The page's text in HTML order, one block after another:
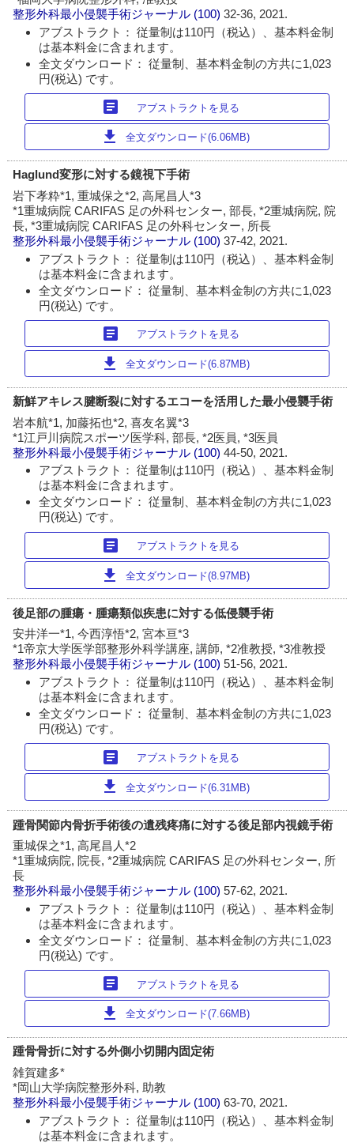
整形外科最小侵襲手術ジャーナル (100)32-36, 2021.
アブストラクト： 従量制は110円（税込）、基本料金制
は基本料金に含まれます。
全文ダウンロード： 従量制、基本料金制の方共に1,023
円(税込) です。
article アブストラクトを見る
download 全文ダウンロード(6.06MB)
Haglund変形に対する鏡視下手術
岩下孝粋*1, 重城保之*2, 高尾昌人*3
*1重城病院 CARIFAS 足の外科センター, 部長, *2重城病院, 院
長, *3重城病院 CARIFAS 足の外科センター, 所長
整形外科最小侵襲手術ジャーナル (100)37-42, 2021.
アブストラクト： 従量制は110円（税込）、基本料金制
は基本料金に含まれます。
全文ダウンロード： 従量制、基本料金制の方共に1,023
円(税込) です。
article アブストラクトを見る
download 全文ダウンロード(6.87MB)
新鮮アキレス腱断裂に対するエコーを活用した最小侵襲手術
岩本航*1, 加藤拓也*2, 喜友名翼*3
*1江戸川病院スポーツ医学科, 部長, *2医員, *3医員
整形外科最小侵襲手術ジャーナル (100)44-50, 2021.
アブストラクト： 従量制は110円（税込）、基本料金制
は基本料金に含まれます。
全文ダウンロード： 従量制、基本料金制の方共に1,023
円(税込) です。
article アブストラクトを見る
download 全文ダウンロード(8.97MB)
後足部の腫瘍・腫瘍類似疾患に対する低侵襲手術
安井洋一*1, 今西淳悟*2, 宮本亘*3
*1帝京大学医学部整形外科学講座, 講師, *2准教授, *3准教授
整形外科最小侵襲手術ジャーナル (100)51-56, 2021.
アブストラクト： 従量制は110円（税込）、基本料金制
は基本料金に含まれます。
全文ダウンロード： 従量制、基本料金制の方共に1,023
円(税込) です。
article アブストラクトを見る
download 全文ダウンロード(6.31MB)
踵骨関節内骨折手術後の遺残疼痛に対する後足部内視鏡手術
重城保之*1, 高尾昌人*2
*1重城病院, 院長, *2重城病院 CARIFAS 足の外科センター, 所
長
整形外科最小侵襲手術ジャーナル (100)57-62, 2021.
アブストラクト： 従量制は110円（税込）、基本料金制
は基本料金に含まれます。
全文ダウンロード： 従量制、基本料金制の方共に1,023
円(税込) です。
article アブストラクトを見る
download 全文ダウンロード(7.66MB)
踵骨骨折に対する外側小切開内固定術
雑賀建多*
*岡山大学病院整形外科, 助教
整形外科最小侵襲手術ジャーナル (100)63-70, 2021.
アブストラクト： 従量制は110円（税込）、基本料金制
は基本料金に含まれます。